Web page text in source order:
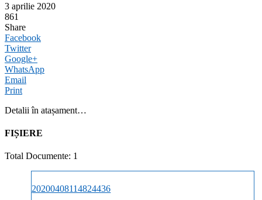
3 aprilie 2020
861
Share
Facebook
Twitter
Google+
WhatsApp
Email
Print
Detalii în atașament…
FIȘIERE
Total Documente: 1
20200408114824436